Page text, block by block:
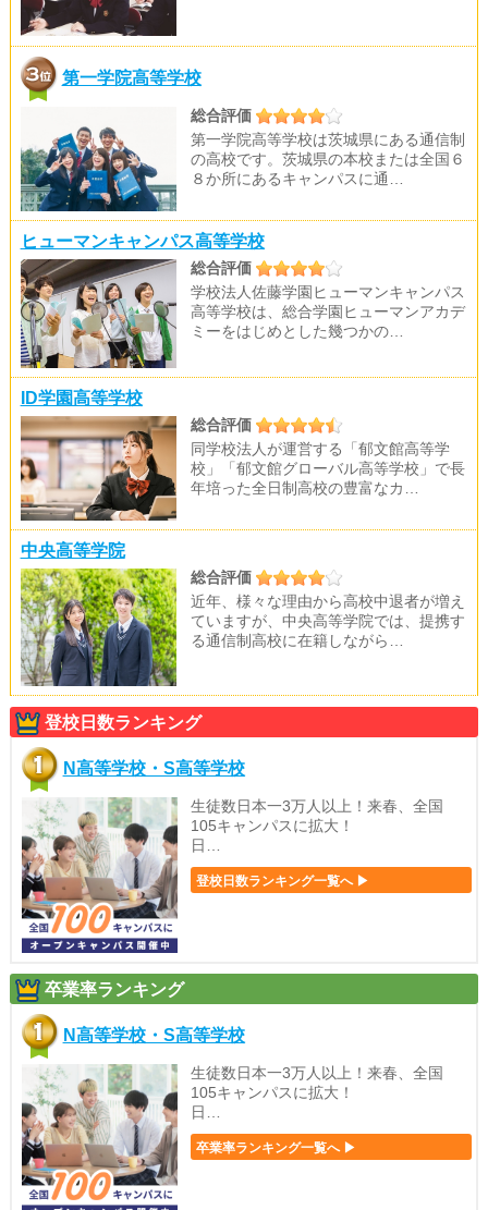
第一学院高等学校
総合評価
第一学院高等学校は茨城県にある通信制
の高校です。茨城県の本校または全国６
８か所にあるキャンパスに通…
ヒューマンキャンパス高等学校
総合評価
学校法人佐藤学園ヒューマンキャンパス
高等学校は、総合学園ヒューマンアカデ
ミーをはじめとした幾つかの…
ID学園高等学校
総合評価
同学校法人が運営する「郁文館高等学
校」「郁文館グローバル高等学校」で長
年培った全日制高校の豊富なカ…
中央高等学院
総合評価
近年、様々な理由から高校中退者が増え
ていますが、中央高等学院では、提携す
る通信制高校に在籍しながら…
登校日数ランキング
N高等学校・S高等学校
生徒数日本一3万人以上！来春、全国
105キャンパスに拡大！
日…
登校日数ランキング一覧へ ▶
卒業率ランキング
N高等学校・S高等学校
生徒数日本一3万人以上！来春、全国
105キャンパスに拡大！
日…
卒業率ランキング一覧へ ▶